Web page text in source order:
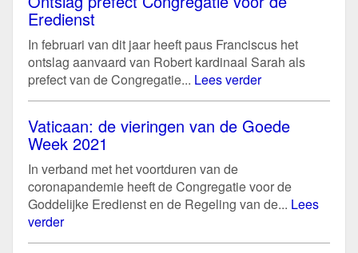
Eredienst
In februari van dit jaar heeft paus Franciscus het
ontslag aanvaard van Robert kardinaal Sarah als
prefect van de Congregatie... Lees verder
Vaticaan: de vieringen van de Goede
Week 2021
In verband met het voortduren van de
coronapandemie heeft de Congregatie voor de
Goddelijke Eredienst en de Regeling van de... Lees
verder